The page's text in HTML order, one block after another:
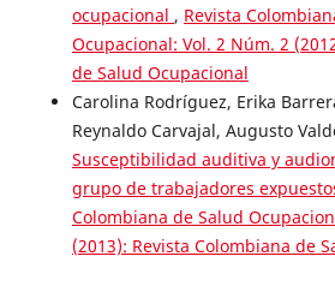
ocupacional , Revista
Ocupacional: Vol. 2 Núm. 2
de Salud Ocupacional
Carolina Rodríguez, Erika
Reynaldo Carvajal, Augusto
Susceptibilidad auditiva y
grupo de trabajadores
Colombiana de Salud
(2013): Revista Colombiana de